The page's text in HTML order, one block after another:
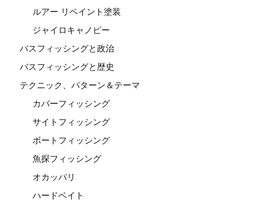
ルアー リペイント塗装
ジャイロキャノピー
バスフィッシングと政治
バスフィッシングと歴史
テクニック、パターン＆テーマ
カバーフィッシング
サイトフィッシング
ボートフィッシング
魚探フィッシング
オカッパリ
ハードベイト